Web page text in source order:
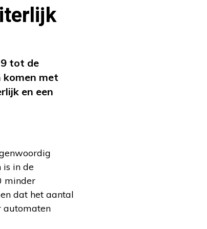
tot de
komen met
en een
is in de
minder
dat het aantal
automaten